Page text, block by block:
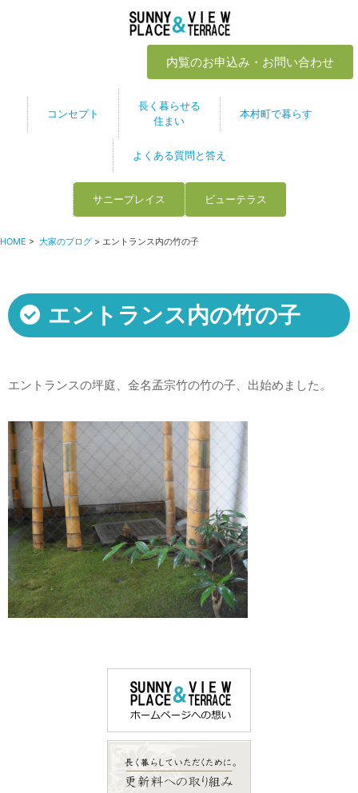
内覧のお申込み・お問い合わせ
コンセプト
長く暮らせる
住まい
本村町で暮らす
よくある質問と答え
サニープレイス ビューテラス
HOME > 大家のブログ > エントランス内の竹の子
エントランス内の竹の子
エントランスの坪庭、金名孟宗竹の竹の子、出始めました。